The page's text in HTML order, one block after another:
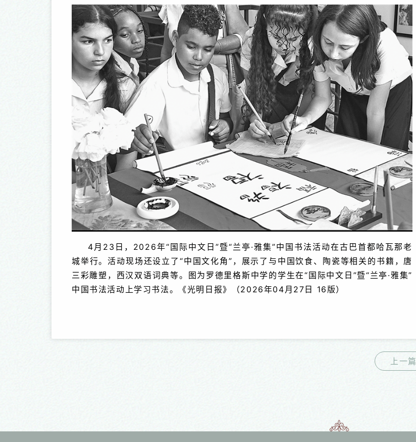
4月23日，2026年“国际中文日”暨“兰亭·雅集”中国书法活动在古巴首都哈瓦那老
城举行。活动现场还设立了“中国文化角”，展示了与中国饮食、陶瓷等相关的书籍，唐
三彩雕塑，西汉双语词典等。图为罗德里格斯中学的学生在“国际中文日”暨“兰亭·雅集”
中国书法活动上学习书法。《光明日报》（2026年04月27日 16版）
上一篇
出中原记——河南精品剧目巡演纪实 第三届中国豫剧节